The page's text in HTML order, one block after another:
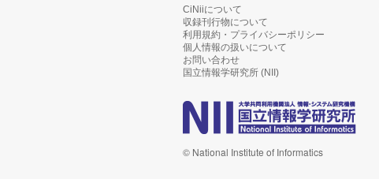
CiNiiについて
収録刊行物について
利用規約・プライバシーポリシー
個人情報の扱いについて
お問い合わせ
国立情報学研究所 (NII)
© National Institute of Informatics